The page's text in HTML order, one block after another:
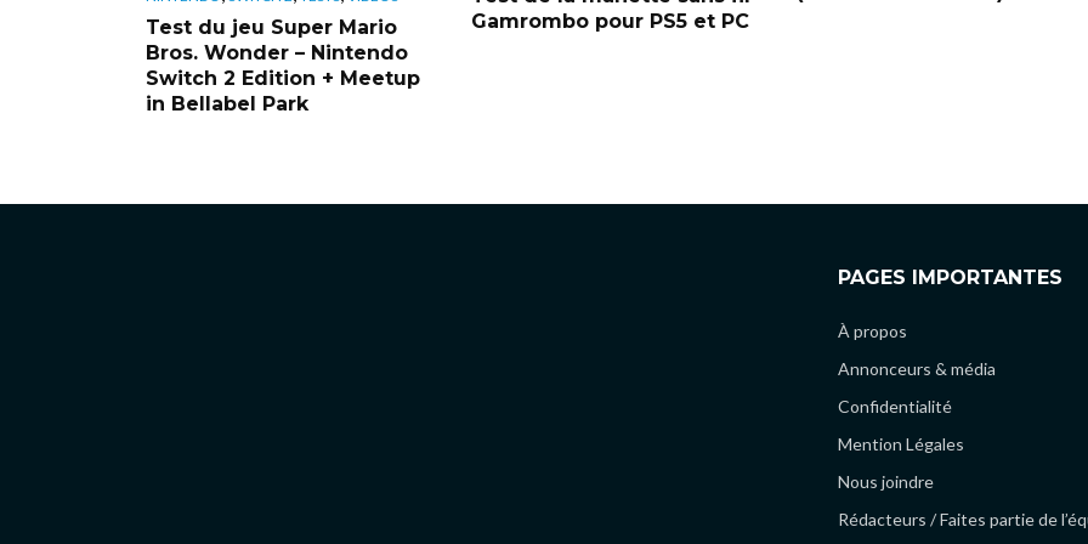
Test du jeu Super Mario
Bros. Wonder – Nintendo
Switch 2 Edition + Meetup
in Bellabel Park
Gamrombo pour PS5 et PC
PAGES IMPORTANTES
À propos
Annonceurs & média
Confidentialité
Mention Légales
Nous joindre
Rédacteurs / Faites partie de